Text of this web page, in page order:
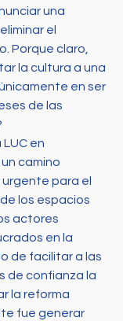
una
el
Porque claro,
la cultura a una
en ser
de las
en
camino
para el
los espacios
actores
en la
de facilitar a las
de confianza la
la reforma
fue generar